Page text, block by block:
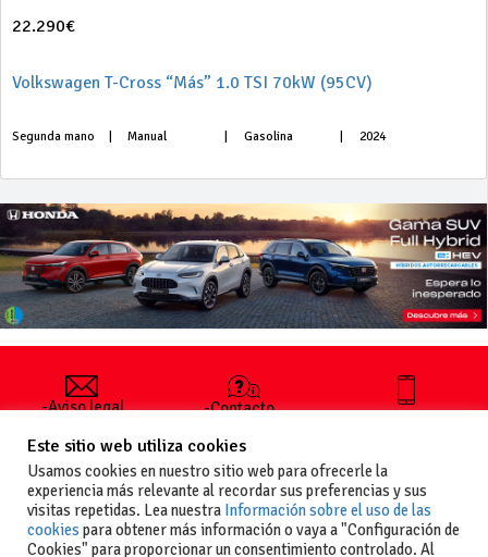
22.290€
Volkswagen T-Cross “Más” 1.0 TSI 70kW (95CV)
Segunda mano Manual Gasolina 2024
-Aviso legal
generales
de uso
-Política de
privacidad
-Política de
-Contacto
publicar un
anuncio
-Vende+
+34 627 35
Este sitio web utiliza cookies
Usamos cookies en nuestro sitio web para ofrecerle la
experiencia más relevante al recordar sus preferencias y sus
visitas repetidas. Lea nuestra Información sobre el uso de las
cookies para obtener más información o vaya a "Configuración de
Cookies" para proporcionar un consentimiento controlado. Al